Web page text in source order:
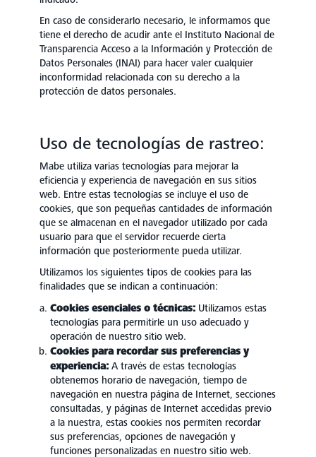
En caso de considerarlo necesario, le informamos que
tiene el derecho de acudir ante el Instituto Nacional de
Transparencia Acceso a la Información y Protección de
Datos Personales (INAI) para hacer valer cualquier
inconformidad relacionada con su derecho a la
protección de datos personales.
Uso de tecnologías de rastreo:
Mabe utiliza varias tecnologías para mejorar la
eficiencia y experiencia de navegación en sus sitios
web. Entre estas tecnologías se incluye el uso de
cookies, que son pequeñas cantidades de información
que se almacenan en el navegador utilizado por cada
usuario para que el servidor recuerde cierta
información que posteriormente pueda utilizar.
Utilizamos los siguientes tipos de cookies para las
finalidades que se indican a continuación:
Cookies esenciales o técnicas: Utilizamos estas
tecnologías para permitirle un uso adecuado y
operación de nuestro sitio web.
Cookies para recordar sus preferencias y
experiencia: A través de estas tecnologías
obtenemos horario de navegación, tiempo de
navegación en nuestra página de Internet, secciones
consultadas, y páginas de Internet accedidas previo
a la nuestra, estas cookies nos permiten recordar
sus preferencias, opciones de navegación y
funciones personalizadas en nuestro sitio web.